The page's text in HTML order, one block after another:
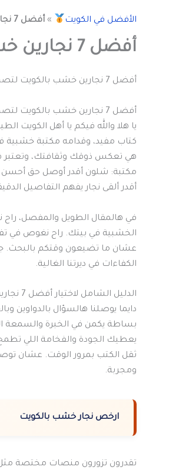
الأفضل في الكويت »أفضل 7 نجارين خشب بالكويت لتصميم مكتبات منزلية
أفضل 7 نجارين خشب بالكويت لتصميم مكتبات منزلية
أفضل 7 نجارين خشب بالكويت لتصميم مكتبات منزلية
أفضل 7 نجارين خشب بالكويت لتصميم مكتبات منزلية
يا هلا والله فيكم يا أهل الكويت
كتاب مفيد، وقدامه مكتبة خشبية
هي تعكس ذوقك وثقافتك، وتعتبر
مكتبة: شلون أقدر أوصل حق أحسن
أقدر ألقى نجار يفهم التفاصيل
في هالمقال الطويل والمفصل،
الخشبية في بيتك. راح نغوص في
عشان ما تضيعون وقتكم بالبحث.
الكفاءات في ديرتنا الغالية.
الدليل الشامل لاختيار أفضل 7 نجارين خشب بالكويت لتصميم مكتبات منزلية
دايما يوصلنا هالسؤال بالدواوين
بساطة يكمن في الخبرة والسمعة
يعطيك الجودة والفخامة اللي
ثقل الكتب بمرور الوقت. عشان
ومجربة.
ارخص نجار خشب بالكويت
تقدرون تزورون منصات مختصة